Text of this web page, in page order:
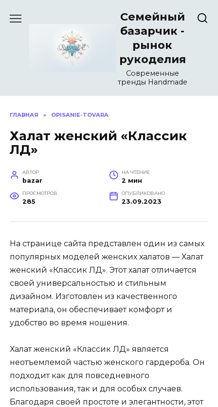
Семейный
базарчик -
рынок
рукоделия
Современные
тренды Handmade
ГЛАВНАЯ » OPISANIE-TOVARA
Халат женский «Классик
ЛД»
АВТОР
bazar
НА ЧТЕНИЕ
2 мин
ПРОСМОТРОВ
285
ОПУБЛИКОВАНО
23.09.2023
На странице сайта представлен один из самых
популярных моделей женских халатов — Халат
женский «Классик ЛД». Этот халат отличается
своей универсальностью и стильным
дизайном. Изготовлен из качественного
материала, он обеспечивает комфорт и
удобство во время ношения.
Халат женский «Классик ЛД» является
неотъемлемой частью женского гардероба. Он
подходит как для повседневного
использования, так и для особых случаев.
Благодаря своей простоте и элегантности, этот